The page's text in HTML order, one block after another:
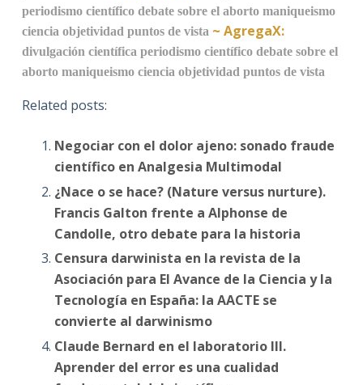
periodismo científico debate sobre el aborto maniqueismo
ciencia objetividad puntos de vista~ AgregaX:
divulgación científica periodismo científico debate sobre el
aborto maniqueismo ciencia objetividad puntos de vista
Related posts:
Negociar con el dolor ajeno: sonado fraude
científico en Analgesia Multimodal
¿Nace o se hace? (Nature versus nurture).
Francis Galton frente a Alphonse de
Candolle, otro debate para la historia
Censura darwinista en la revista de la
Asociación para El Avance de la Ciencia y la
Tecnología en España: la AACTE se
convierte al darwinismo
Claude Bernard en el laboratorio III.
Aprender del error es una cualidad